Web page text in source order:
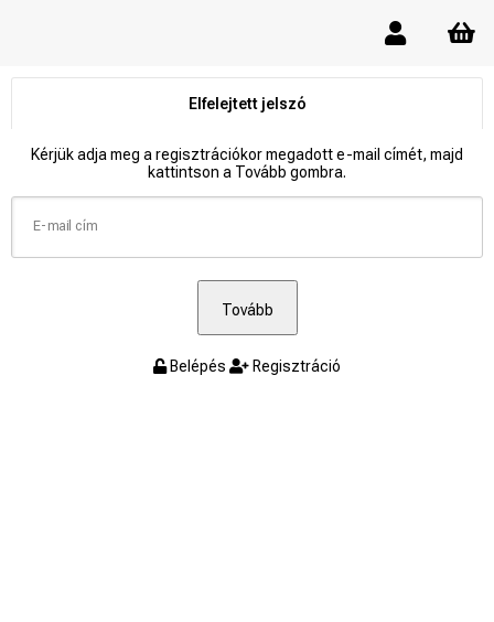
Elfelejtett jelszó
Kérjük adja meg a regisztrációkor megadott e-mail címét, majd
kattintson a Tovább gombra.
E-mail cím
Tovább
Belépés Regisztráció